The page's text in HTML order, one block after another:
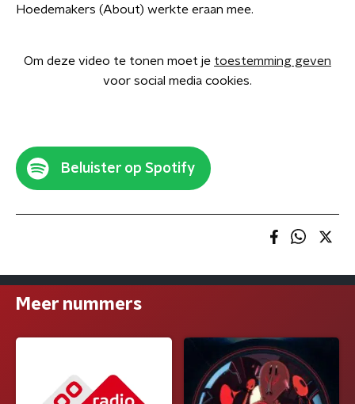
Hoedemakers (About) werkte eraan mee.
Om deze video te tonen moet je toestemming geven
voor social media cookies.
Beluister op Spotify
Meer nummers